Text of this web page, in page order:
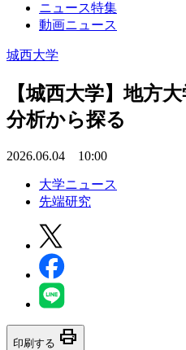
ニュース特集
動画ニュース
城西大学
【城西大学】地方
分析から探る
2026.06.04 10:00
大学ニュース
先端研究
印刷する print